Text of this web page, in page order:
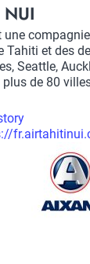
Tahiti et des
Seattle,
plus de 80
Logo